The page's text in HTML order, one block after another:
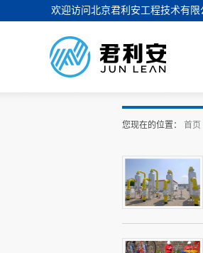
欢迎访问北京君利安工程技术有限
您现在的位置： 首页